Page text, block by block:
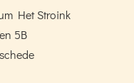
Het Stroink
5B